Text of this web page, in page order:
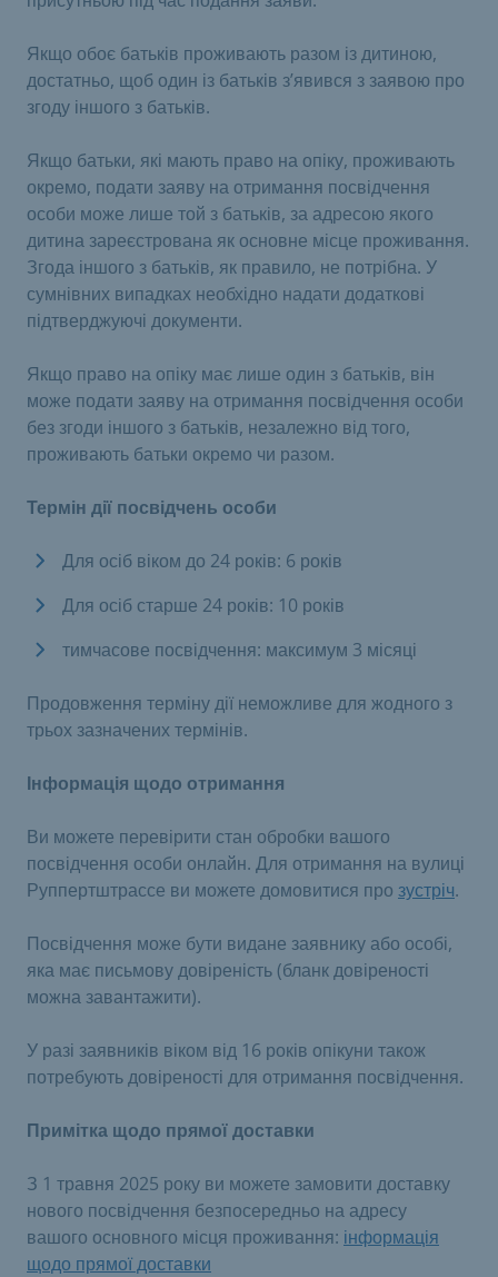
Якщо обоє батьків проживають разом із дитиною,
достатньо, щоб один із батьків з’явився з заявою про
згоду іншого з батьків.
Якщо батьки, які мають право на опіку, проживають
окремо, подати заяву на отримання посвідчення
особи може лише той з батьків, за адресою якого
дитина зареєстрована як основне місце проживання.
Згода іншого з батьків, як правило, не потрібна. У
сумнівних випадках необхідно надати додаткові
підтверджуючі документи.
Якщо право на опіку має лише один з батьків, він
може подати заяву на отримання посвідчення особи
без згоди іншого з батьків, незалежно від того,
проживають батьки окремо чи разом.
Термін дії посвідчень особи
Для осіб віком до 24 років: 6 років
Для осіб старше 24 років: 10 років
тимчасове посвідчення: максимум 3 місяці
Продовження терміну дії неможливе для жодного з
трьох зазначених термінів.
Інформація щодо отримання
Ви можете перевірити стан обробки вашого
посвідчення особи онлайн. Для отримання на вулиці
Руппертштрассе ви можете домовитися про зустріч.
Посвідчення може бути видане заявнику або особі,
яка має письмову довіреність (бланк довіреності
можна завантажити).
У разі заявників віком від 16 років опікуни також
потребують довіреності для отримання посвідчення.
​Примітка щодо прямої доставки
З 1 травня 2025 року ви можете замовити доставку
нового посвідчення безпосередньо на адресу
вашого основного місця проживання: інформація
щодо прямої доставки